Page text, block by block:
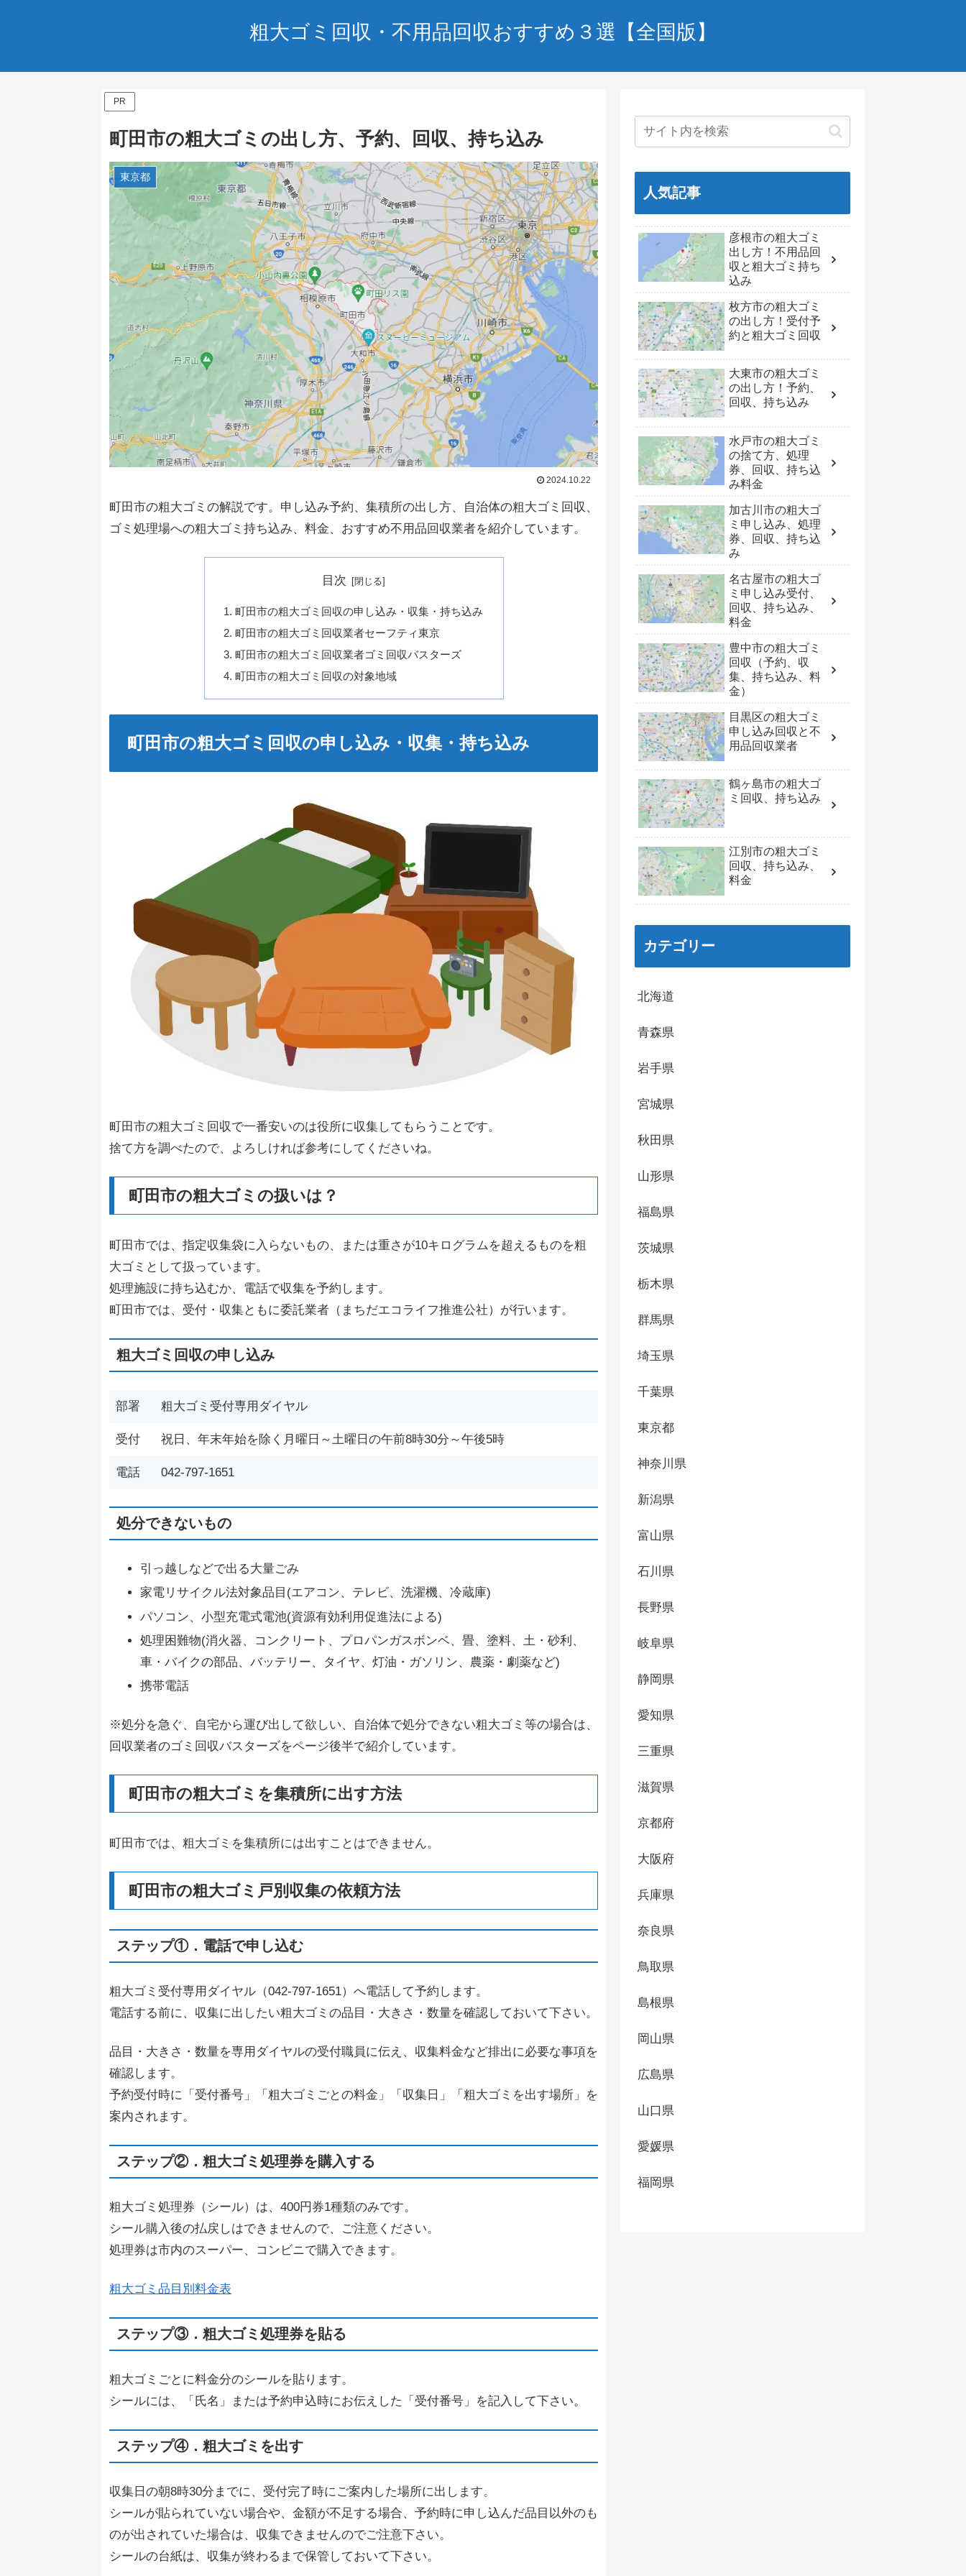
粗大ゴミ回収・不用品回収おすすめ３選【全国版】
PR
町田市の粗大ゴミの出し方、予約、回収、持ち込み
東京都
2024.10.22
町田市の粗大ゴミの解説です。申し込み予約、集積所の出し方、自治体の粗大ゴミ回収、
ゴミ処理場への粗大ゴミ持ち込み、料金、おすすめ不用品回収業者を紹介しています。
目次
町田市の粗大ゴミ回収の申し込み・収集・持ち込み
町田市の粗大ゴミ回収業者セーフティ東京
町田市の粗大ゴミ回収業者ゴミ回収バスターズ
町田市の粗大ゴミ回収の対象地域
町田市の粗大ゴミ回収の申し込み・収集・持ち込み
町田市の粗大ゴミ回収で一番安いのは役所に収集してもらうことです。
捨て方を調べたので、よろしければ参考にしてくださいね。
町田市の粗大ゴミの扱いは？
町田市では、指定収集袋に入らないもの、または重さが10キログラムを超えるものを粗
大ゴミとして扱っています。
処理施設に持ち込むか、電話で収集を予約します。
町田市では、受付・収集ともに委託業者（まちだエコライフ推進公社）が行います。
粗大ゴミ回収の申し込み
部署 粗大ゴミ受付専用ダイヤル
受付 祝日、年末年始を除く月曜日～土曜日の午前8時30分～午後5時
電話 042-797-1651
処分できないもの
引っ越しなどで出る大量ごみ
家電リサイクル法対象品目(エアコン、テレビ、洗濯機、冷蔵庫)
パソコン、小型充電式電池(資源有効利用促進法による)
処理困難物(消火器、コンクリート、プロパンガスボンベ、畳、塗料、土・砂利、
車・バイクの部品、バッテリー、タイヤ、灯油・ガソリン、農薬・劇薬など)
携帯電話
※処分を急ぐ、自宅から運び出して欲しい、自治体で処分できない粗大ゴミ等の場合は、
回収業者のゴミ回収バスターズをページ後半で紹介しています。
町田市の粗大ゴミを集積所に出す方法
町田市では、粗大ゴミを集積所には出すことはできません。
町田市の粗大ゴミ戸別収集の依頼方法
ステップ①．電話で申し込む
粗大ゴミ受付専用ダイヤル（042-797-1651）へ電話して予約します。
電話する前に、収集に出したい粗大ゴミの品目・大きさ・数量を確認しておいて下さい。
品目・大きさ・数量を専用ダイヤルの受付職員に伝え、収集料金など排出に必要な事項を
確認します。
予約受付時に「受付番号」「粗大ゴミごとの料金」「収集日」「粗大ゴミを出す場所」を
案内されます。
ステップ②．粗大ゴミ処理券を購入する
粗大ゴミ処理券（シール）は、400円券1種類のみです。
シール購入後の払戻しはできませんので、ご注意ください。
処理券は市内のスーパー、コンビニで購入できます。
粗大ゴミ品目別料金表
ステップ③．粗大ゴミ処理券を貼る
粗大ゴミごとに料金分のシールを貼ります。
シールには、「氏名」または予約申込時にお伝えした「受付番号」を記入して下さい。
ステップ④．粗大ゴミを出す
収集日の朝8時30分までに、受付完了時にご案内した場所に出します。
シールが貼られていない場合や、金額が不足する場合、予約時に申し込んだ品目以外のも
のが出されていた場合は、収集できませんのでご注意下さい。
シールの台紙は、収集が終わるまで保管しておいて下さい。
人気記事
彦根市の粗大ゴミ
出し方！不用品回
収と粗大ゴミ持ち
込み
枚方市の粗大ゴミ
の出し方！受付予
約と粗大ゴミ回収
大東市の粗大ゴミ
の出し方！予約、
回収、持ち込み
水戸市の粗大ゴミ
の捨て方、処理
券、回収、持ち込
み料金
加古川市の粗大ゴ
ミ申し込み、処理
券、回収、持ち込
み
名古屋市の粗大ゴ
ミ申し込み受付、
回収、持ち込み、
料金
豊中市の粗大ゴミ
回収（予約、収
集、持ち込み、料
金）
目黒区の粗大ゴミ
申し込み回収と不
用品回収業者
鶴ヶ島市の粗大ゴ
ミ回収、持ち込み
江別市の粗大ゴミ
回収、持ち込み、
料金
カテゴリー
北海道
青森県
岩手県
宮城県
秋田県
山形県
福島県
茨城県
栃木県
群馬県
埼玉県
千葉県
東京都
神奈川県
新潟県
富山県
石川県
長野県
岐阜県
静岡県
愛知県
三重県
滋賀県
京都府
大阪府
兵庫県
奈良県
鳥取県
島根県
岡山県
広島県
山口県
愛媛県
福岡県